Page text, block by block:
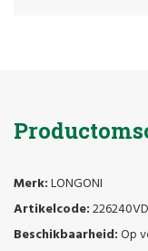
Merk:LONGONI
Artikelcode:
Beschikbaarheid:Op